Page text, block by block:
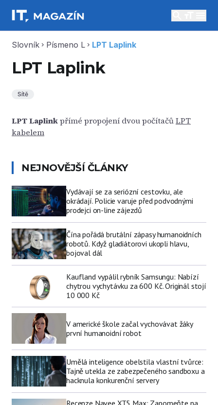
Slovník chevron_right Písmeno L chevron_right LPT Laplink
LPT Laplink
Sítě
LPT Laplinkpřímé propojení dvou počítačůLPT
kabelem
NEJNOVĚJŠÍ ČLÁNKY
Vydávají se za seriózní cestovku, ale
okrádají. Policie varuje před podvodnými
prodejci on-line zájezdů
Čína pořádá brutální zápasy humanoidních
robotů. Když gladiátorovi ukopli hlavu,
bojoval dál
Kaufland vypálil rybník Samsungu: Nabízí
chytrou vychytávku za 600 Kč. Originál stojí
10 000 Kč
V americké škole začal vychovávat žáky
první humanoidní robot
Umělá inteligence obelstila vlastní tvůrce:
Tajně utekla ze zabezpečeného sandboxu a
hacknula konkurenční servery